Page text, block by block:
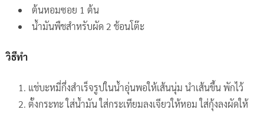
ต้นหอมซอย 1 ต้น
น้ำมันพืชสำหรับผัด 2 ช้อนโต๊ะ
วิธีทำ
แช่บะหมี่กึ่งสำเร็จรูปในน้ำอุ่นพอให้เส้นนุ่ม นำเส้นขึ้น พักไว้
ตั้งกระทะ ใส่น้ำมัน ใส่กระเทียมลงเจียวให้หอม ใส่กุ้งลงผัดให้